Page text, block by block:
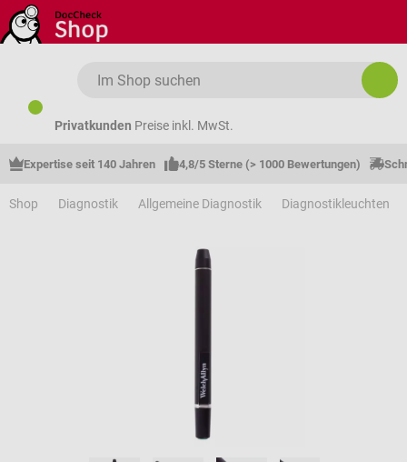
Zum Hauptinhalt springen
Privatkunden Preise inkl. MwSt.
Expertise seit 140 Jahren 4,8/5 Sterne (> 1000 Bewertungen)
Shop Diagnostik Allgemeine Diagnostik Diagnostikleuchten